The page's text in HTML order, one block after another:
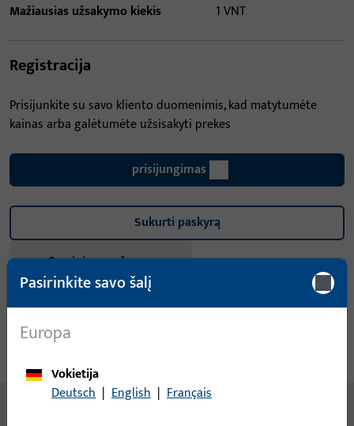
Mažiausias užsakymo kiekis
1 VNT
Registracija
Prisijunkite su savo kliento duomenimis, kad matytumėte
kainas arba galėtumėte užsisakyti prekes
prisijungimas
Sukurti paskyrą
Gaminio aprašymas
Techniniai duomenys
Pasirinkite savo šalį
Europa
Vokietija
Deutsch | English | Français